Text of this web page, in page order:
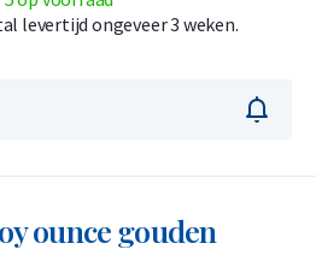
levertijd ongeveer 3 weken.
ounce gouden